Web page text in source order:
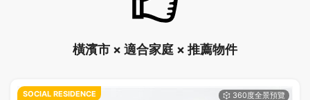
橫濱市 × 適合家庭 × 推薦物件
SOCIAL RESIDENCE